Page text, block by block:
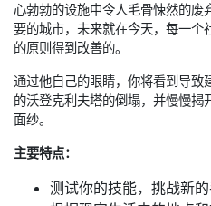
心勃勃的设施中令人毛骨悚然的废
要的城市，未来就在今天，每一个
的原则得到改善的。
通过他自己的眼睛，你将看到导致
的沃登克利夫塔的倒塌，并慢慢揭
面纱。
主要特点：
测试你的技能，挑战新的